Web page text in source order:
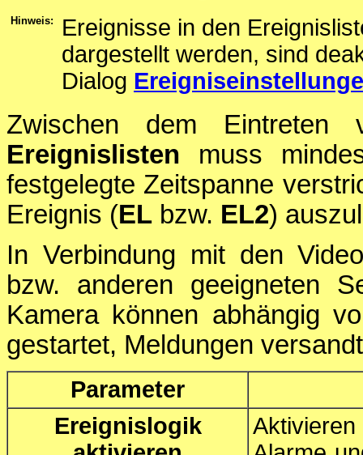
Hinweis:
Ereignisse in den
dargestellt werden, sind
Dialog
Zwischen dem
Ereignislisten muss
festgelegte Zeitspanne
Ereignis (EL bzw. EL2)
In Verbindung mit den
bzw. anderen geeigneten
Kamera können abhängig
gestartet, Meldungen
Parameter
Ereignislogik